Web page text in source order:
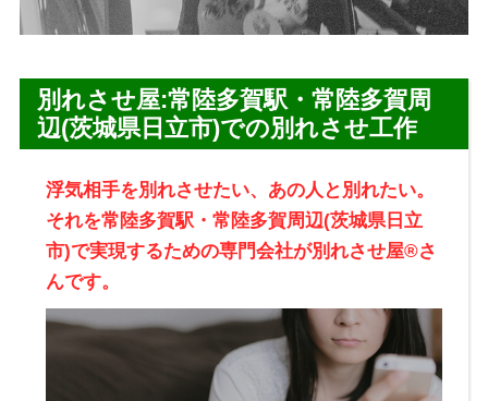
別れさせ屋:常陸多賀駅・常陸多賀周
辺(茨城県日立市)での別れさせ工作
浮気相手を別れさせたい、あの人と別れたい。
それを常陸多賀駅・常陸多賀周辺(茨城県日立
市)で実現するための専門会社が別れさせ屋®さ
んです。